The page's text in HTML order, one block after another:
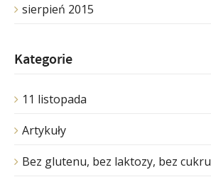
sierpień 2015
Kategorie
11 listopada
Artykuły
Bez glutenu, bez laktozy, bez cukru